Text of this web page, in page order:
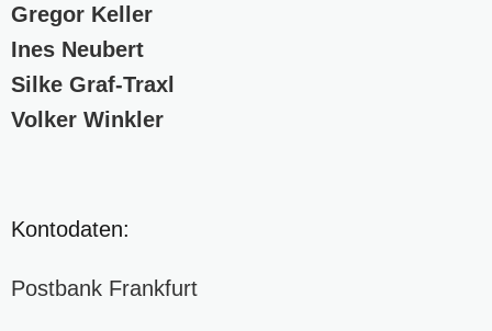
Gregor Keller
Ines Neubert
Silke Graf-Traxl
Volker Winkler
Kontodaten:
Postbank Frankfurt